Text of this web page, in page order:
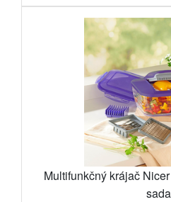
Multifunkčný krájač
sada